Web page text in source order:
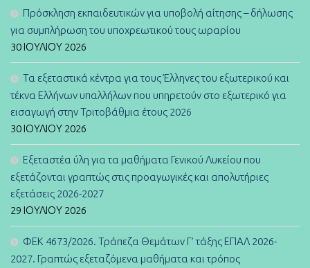
Πρόσκληση εκπαιδευτικών για υποβολή αίτησης – δήλωσης
για συμπλήρωση του υποχρεωτικού τους ωραρίου
30 ΙΟΥΛΊΟΥ 2026
Τα εξεταστικά κέντρα για τους Έλληνες του εξωτερικού και
τέκνα Ελλήνων υπαλλήλων που υπηρετούν στο εξωτερικό για
εισαγωγή στην Τριτοβάθμια έτους 2026
30 ΙΟΥΛΊΟΥ 2026
Εξεταστέα ύλη για τα μαθήματα Γενικού Λυκείου που
εξετάζονται γραπτώς στις προαγωγικές και απολυτήριες
εξετάσεις 2026-2027
29 ΙΟΥΛΊΟΥ 2026
ΦΕΚ 4673/2026. Τράπεζα Θεμάτων Γ’ τάξης ΕΠΑΛ 2026-
2027. Γραπτώς εξεταζόμενα μαθήματα και τρόπος